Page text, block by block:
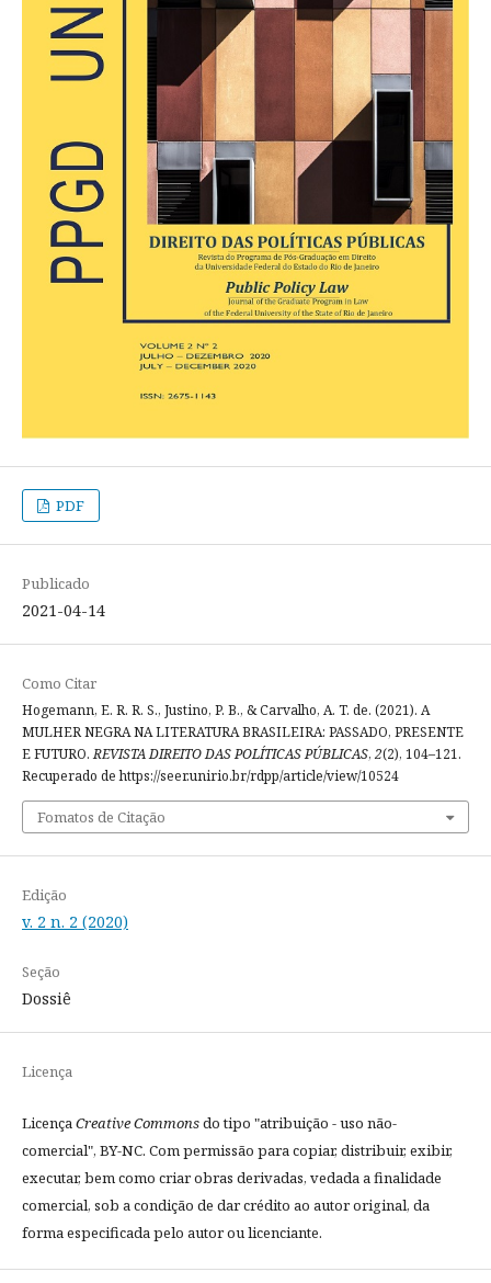
PDF
Publicado
2021-04-14
Como Citar
Hogemann, E. R. R. S., Justino, P. B., & Carvalho, A. T. de. (2021). A
MULHER NEGRA NA LITERATURA BRASILEIRA: PASSADO, PRESENTE
E FUTURO.REVISTA DIREITO DAS POLÍTICAS PÚBLICAS, 2(2), 104–121.
Recuperado de https://seer.unirio.br/rdpp/article/view/10524
Fomatos de Citação
Edição
v. 2 n. 2 (2020)
Seção
Dossiê
Licença
LicençaCreative Commonsdo tipo "atribuição - uso não-
comercial", BY-NC. Com permissão para copiar, distribuir, exibir,
executar, bem como criar obras derivadas, vedada a finalidade
comercial, sob a condição de dar crédito ao autor original, da
forma especificada pelo autor ou licenciante.